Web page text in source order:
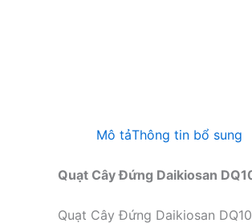
Mô tảThông tin bổ sung
Quạt Cây Đứng Daikiosan
Quạt Cây Đứng Daikiosan